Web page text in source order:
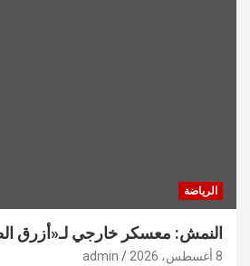
الرياضة
النمش: معسكر خارجي لـ«أزرق
8 أغسطس، 2026 admin